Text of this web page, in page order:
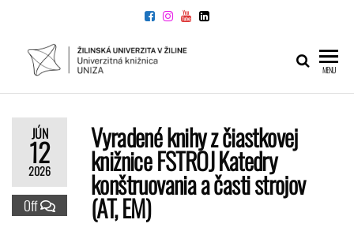
UNIVERZITNÁ
KNIŽNICA
MENU
JÚN
12
2026
Off
Vyradené knihy z čiastkovej
knižnice FSTROJ Katedry
konštruovania a časti strojov
(AT, EM)